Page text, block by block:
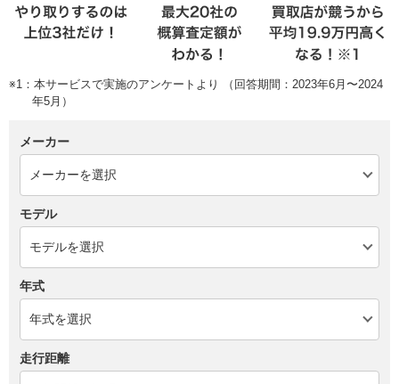
※1：本サービスで実施のアンケートより （回答期間：2023年6月〜2024
年5月）
メーカー
モデル
年式
走行距離